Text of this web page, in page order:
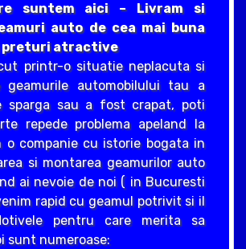
suntem aici – Livram si
auto de cea mai buna
preturi atractive
printr-o situatie neplacuta si
automobilului tau a
sparga sau a fost crapat, poti
repede problema apeland la
o companie cu istorie bogata in
si montarea geamurilor auto
ai nevoie de noi ( in Bucuresti
rapid cu geamul potrivit si il
pentru care merita sa
sunt numeroase: